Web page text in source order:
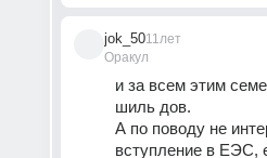
jok_50
Оракул
11лет
и за всем этим
шиль дов.
А по поводу не
вступление в ЕЭС,